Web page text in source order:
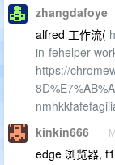
zhangdafoye
alfred 工作流(
in-fehelper-
https://
kinkin666
edge 浏览器,